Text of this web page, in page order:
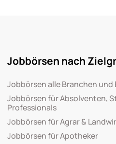
Jobbörsen nach
Jobbörsen alle Branchen und
Jobbörsen für Absolventen,
Professionals
Jobbörsen für Agrar &
Jobbörsen für Apotheker